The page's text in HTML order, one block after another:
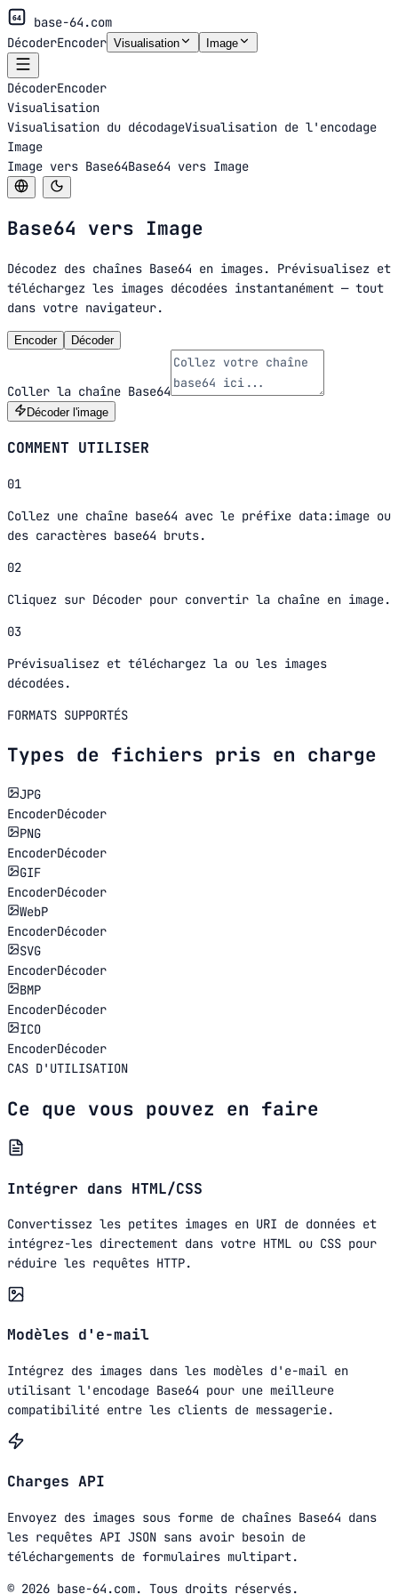
64
base-64.com
DécoderEncoder Visualisation Image
DécoderEncoder
Visualisation
Visualisation du décodageVisualisation de l'encodage
Image
Image vers Base64Base64 vers Image
Base64 vers Image
Décodez des chaînes Base64 en images. Prévisualisez et
téléchargez les images décodées instantanément — tout
dans votre navigateur.
Encoder Décoder
Coller la chaîne Base64
Décoder l'image
COMMENT UTILISER
01
Collez une chaîne base64 avec le préfixe data:image ou
des caractères base64 bruts.
02
Cliquez sur Décoder pour convertir la chaîne en image.
03
Prévisualisez et téléchargez la ou les images
décodées.
FORMATS SUPPORTÉS
Types de fichiers pris en charge
JPG
EncoderDécoder
PNG
EncoderDécoder
GIF
EncoderDécoder
WebP
EncoderDécoder
SVG
EncoderDécoder
BMP
EncoderDécoder
ICO
EncoderDécoder
CAS D'UTILISATION
Ce que vous pouvez en faire
Intégrer dans HTML/CSS
Convertissez les petites images en URI de données et
intégrez-les directement dans votre HTML ou CSS pour
réduire les requêtes HTTP.
Modèles d'e-mail
Intégrez des images dans les modèles d'e-mail en
utilisant l'encodage Base64 pour une meilleure
compatibilité entre les clients de messagerie.
Charges API
Envoyez des images sous forme de chaînes Base64 dans
les requêtes API JSON sans avoir besoin de
téléchargements de formulaires multipart.
© 2026 base-64.com. Tous droits réservés.